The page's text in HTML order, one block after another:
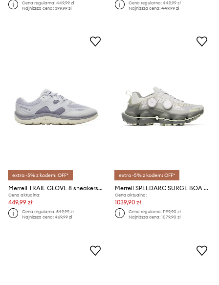
Cena regularna:449,99 zł
Najniższa cena:399,99 zł
Cena regularna:449,99 zł
Najniższa cena:449,99 zł
extra -5% z kodem: OFF*
Merrell TRAIL GLOVE 8 sneakersy damskie
Cena aktualna:
449,99 zł
Cena regularna:549,99 zł
Najniższa cena:469,99 zł
extra -5% z kodem: OFF*
Merrell SPEEDARC SURGE BOA sneakersy damskie
Cena aktualna:
1039,90 zł
Cena regularna:1199,90 zł
Najniższa cena:1079,90 zł